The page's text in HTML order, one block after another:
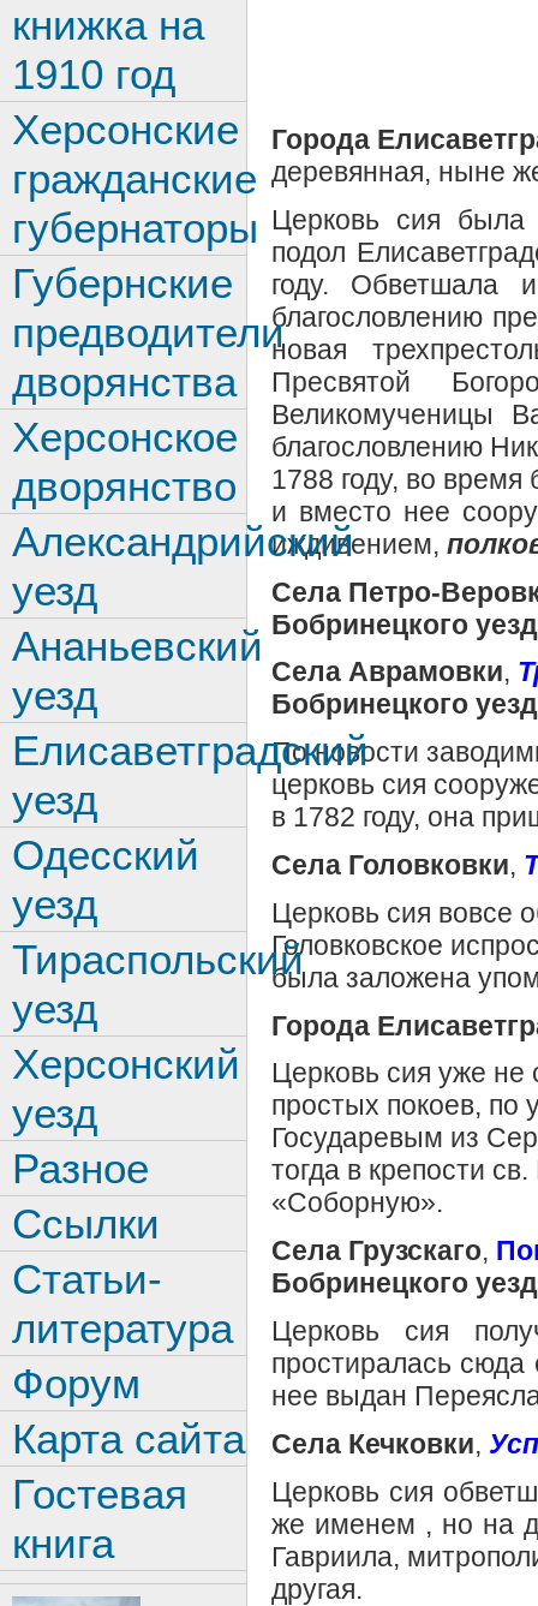
Города
деревянная, ныне
Церковь сия была
подол
году. Обветшала
благословлению
новая
Пресвятой
Великомученицы
благословлению
1788 году, во
и вместо нее
иждивением,
Села Петро-
Бобринецкого
Села Аврамовки,
Бобринецкого
По новости
церковь сия
в 1782 году, она
Села Головковки,
Церковь сия вовсе
Головковское
была заложена
Города
Церковь сия уже не
простых покоев, по
Государевым из
тогда в крепости
«Соборную».
Села Грузскаго,
Бобринецкого
Церковь сия
простиралась
нее выдан
Села Кечковки,
Церковь сия
же именем , но на
Гавриила,
другая.
книжка на
1910 год
Херсонские
гражданские
губернаторы
Губернские
предводители
дворянства
Херсонское
дворянство
Александрийский
уезд
Ананьевский
уезд
Елисаветградский
уезд
Одесский
уезд
Тираспольский
уезд
Херсонский
уезд
Разное
Ссылки
Статьи-
литература
Форум
Карта сайта
Гостевая
книга